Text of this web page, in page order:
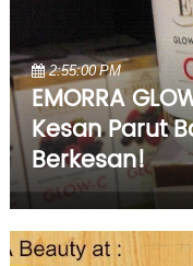
2:55:00 PM
EMORRA
Kesan Parut
Berkesan!